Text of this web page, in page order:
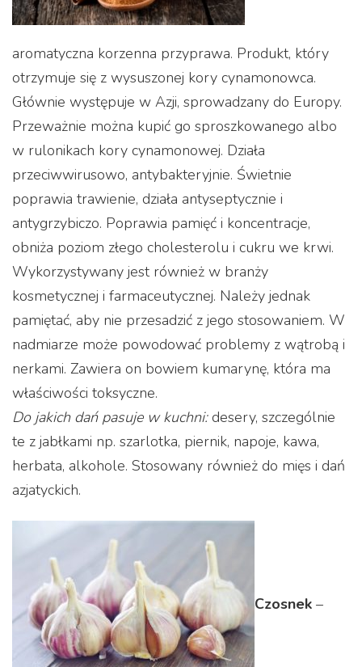
aromatyczna korzenna przyprawa. Produkt, który
otrzymuje się z wysuszonej kory cynamonowca.
Głównie występuje w Azji, sprowadzany do Europy.
Przeważnie można kupić go sproszkowanego albo
w rulonikach kory cynamonowej. Działa
przeciwwirusowo, antybakteryjnie. Świetnie
poprawia trawienie, działa antyseptycznie i
antygrzybiczo. Poprawia pamięć i koncentracje,
obniża poziom złego cholesterolu i cukru we krwi.
Wykorzystywany jest również w branży
kosmetycznej i farmaceutycznej. Należy jednak
pamiętać, aby nie przesadzić z jego stosowaniem. W
nadmiarze może powodować problemy z wątrobą i
nerkami. Zawiera on bowiem kumarynę, która ma
właściwości toksyczne.
Do jakich dań pasuje w kuchni:desery, szczególnie
te z jabłkami np. szarlotka, piernik, napoje, kawa,
herbata, alkohole. Stosowany również do mięs i dań
azjatyckich.
Czosnek –